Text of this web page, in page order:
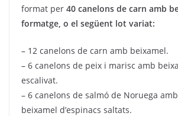
format per 40 canelons de carn amb
formatge, o el següent lot variat:
– 12 canelons de carn amb beixamel.
– 6 canelons de peix i marisc amb
escalivat.
– 6 canelons de salmó de Noruega
beixamel d’espinacs saltats.